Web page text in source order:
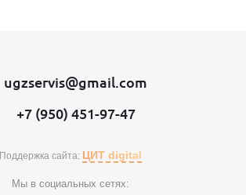
ugzservis@gmail.com
+7 (950) 451-97-47
Поддержка сайта: ЦИТ digital
Мы в социальных сетях: